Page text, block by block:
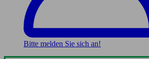
Bitte melden Sie sich an!